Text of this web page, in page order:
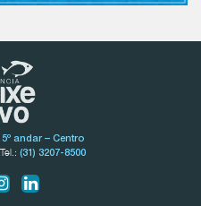
andar – Centro
(31) 3207-8500